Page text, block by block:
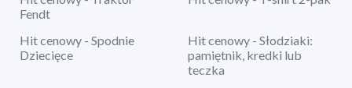
Fendt
Hit cenowy - Spodnie
Dziecięce
Hit cenowy - Słodziaki:
pamiętnik, kredki lub
teczka